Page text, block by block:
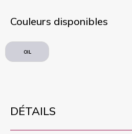
Couleurs disponibles
OIL
DÉTAILS